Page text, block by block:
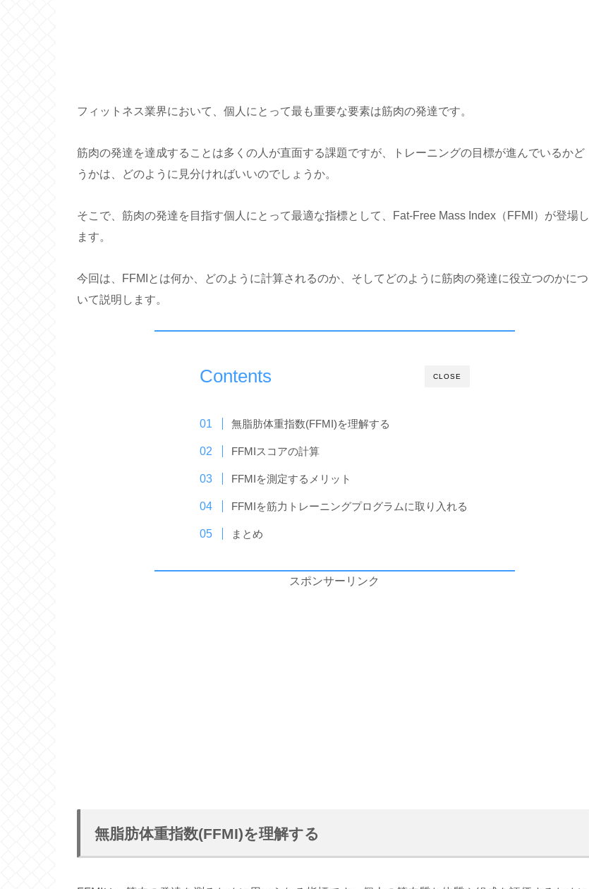
フィットネス業界において、個人にとって最も重要な要素は筋肉の発達です。
筋肉の発達を達成することは多くの人が直面する課題ですが、トレーニングの目標が進んでいるかど
うかは、どのように見分ければいいのでしょうか。
そこで、筋肉の発達を目指す個人にとって最適な指標として、Fat-Free Mass Index（FFMI）が登場し
ます。
今回は、FFMIとは何か、どのように計算されるのか、そしてどのように筋肉の発達に役立つのかにつ
いて説明します。
CLOSE
Contents
無脂肪体重指数(FFMI)を理解する
FFMIスコアの計算
FFMIを測定するメリット
FFMIを筋力トレーニングプログラムに取り入れる
まとめ
スポンサーリンク
無脂肪体重指数(FFMI)を理解する